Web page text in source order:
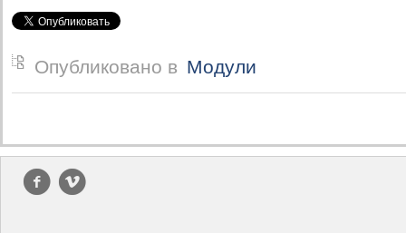
Опубликовано в Модули
f v